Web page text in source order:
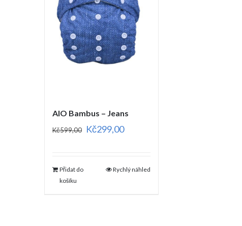
AIO Bambus – Jeans
Kč599,00 Kč299,00
Přidat do
košíku
Rychlý náhled